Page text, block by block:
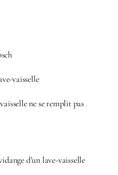
vaisselle
ne se remplit pas
d’un lave-vaisselle